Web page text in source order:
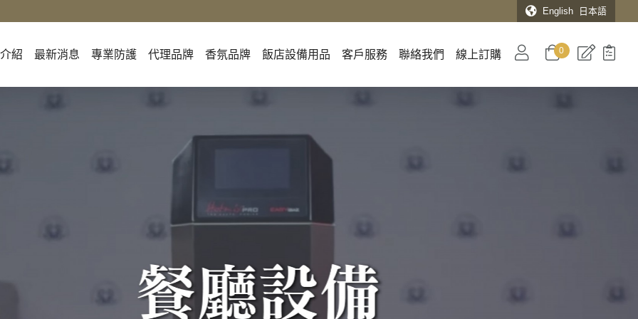
English 日本語
0
紹 最新消息 專業防護 代理品牌 香氛品牌 飯店設備用品 客戶服務 聯絡我們 線上訂購